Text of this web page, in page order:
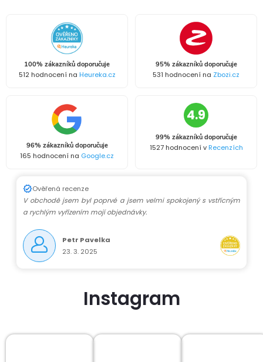
100% zákazníků doporučuje
512 hodnocení na Heureka.cz
95% zákazníků doporučuje
531 hodnocení na Zbozi.cz
96% zákazníků doporučuje
165 hodnocení na Google.cz
4.9
99% zákazníků doporučuje
1527 hodnocení vRecenzích
Ověřená recenze
V obchodě jsem byl poprvé a jsem velmi spokojený s vstřícným
a rychlým vyřízením mojí objednávky.
Petr Pavelka
23. 3. 2025
Instagram